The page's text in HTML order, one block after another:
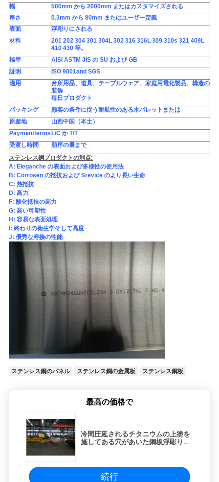
幅
500mm から 2000mm またはカスタマイズされる
厚さ
0.3mm から 80mm またはユーザー定義
表面
浮彫りにされる
材料
201 202 304 301 304L 302 316 316L 309 310s 321 409L
410 430 等。
標準
AISI ASTM JIS の SU および GB
証明
ISO 9001and SGS
適用
台所用品、道具、テーブルウェア、家庭用電化製品、構造の
装飾
毎日プロダクト
パッキング
顧客の条件に従う耐航性のある木パレットまたは
原産地
山西中国（本土）
Paymentterms L/C か T/T
受渡し時間
順序の量まで
ステンレス鋼プロダクトの利点:
A: Eleganche の表面および多様性の使用法
B: Corrosen の抵抗および Srevice のより長い生命
C: 熱抵抗
D: 高力
F: 酸化抵抗の高力
G: 高い可塑性
H: 容易な表面処理
I: 終わりの衛生学そして高度
J: 優秀な溶接の性能
ステンレス鋼のパネル ステンレス鋼の金属板 ステンレス鋼板
最高の価格で
冷間圧延されるチタニウムの上塗を
施してある穴があいた鋼板浮彫りに
続行